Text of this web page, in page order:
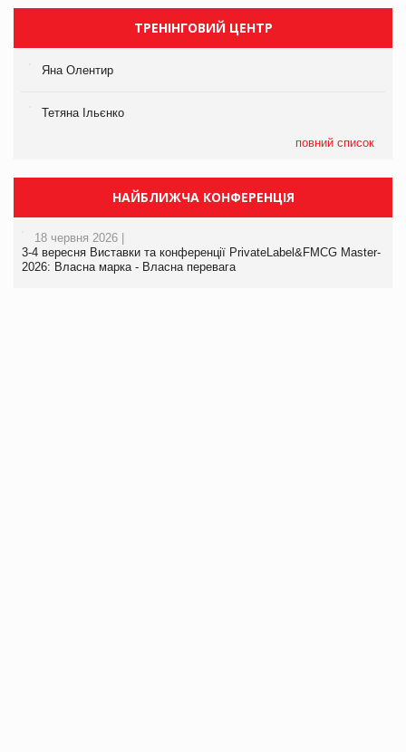
ТРЕНІНГОВИЙ ЦЕНТР
Яна Олентир
Тетяна Ільєнко
повний список
НАЙБЛИЖЧА КОНФЕРЕНЦІЯ
18 червня 2026 |
3-4 вересня Виставки та конференції PrivateLabel&FMCG Master-
2026: Власна марка - Власна перевага